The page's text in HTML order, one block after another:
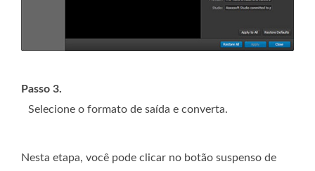
Passo 3.
Selecione o formato de saída e converta.
Nesta etapa, você pode clicar no botão suspenso de